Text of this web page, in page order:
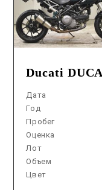
Ducati
Дата
Год
Пробег
Оценка
Лот
Объем
Цвет